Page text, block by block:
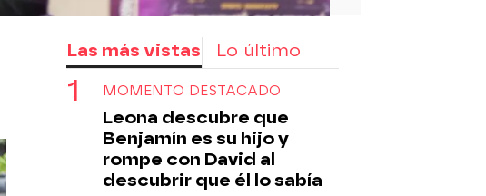
Las más vistas Lo último
MOMENTO DESTACADO
Leona descubre que
Benjamín es su hijo y
rompe con David al
descubrir que él lo sabía